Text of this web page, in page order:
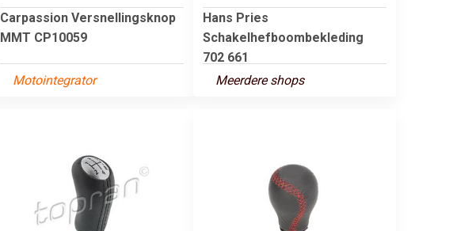
Carpassion Versnellingsknop
MMT CP10059
Motointegrator
Hans Pries
Schakelhefboombekleding
702 661
Meerdere shops